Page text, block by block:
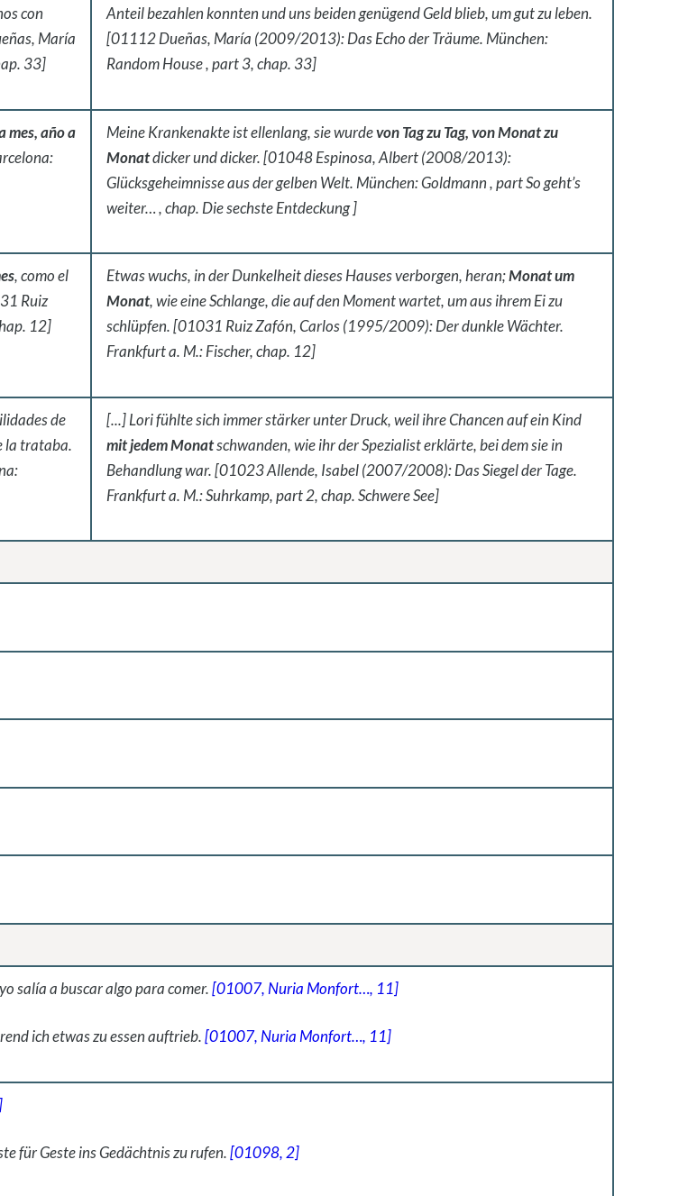
con
María
33]
Anteil bezahlen konnten und uns beiden genügend Geld blieb, um gut zu leben.
[01112 Dueñas, María (2009/2013): Das Echo der Träume. München:
Random House , part 3, chap. 33]
mes, año a
Meine Krankenakte ist ellenlang, sie wurdevon Tag zu Tag, von Monat zu
Monatdicker und dicker. [01048 Espinosa, Albert (2008/2013):
Glücksgeheimnisse aus der gelben Welt. München: Goldmann , part So geht’s
weiter… , chap. Die sechste Entdeckung ]
, como el
Ruiz
12]
Etwas wuchs, in der Dunkelheit dieses Hauses verborgen, heran;Monat um
Monat, wie eine Schlange, die auf den Moment wartet, um aus ihrem Ei zu
schlüpfen. [01031 Ruiz Zafón, Carlos (1995/2009): Der dunkle Wächter.
Frankfurt a. M.: Fischer, chap. 12]
de
la trataba.
[...] Lori fühlte sich immer stärker unter Druck, weil ihre Chancen auf ein Kind
mit jedem Monatschwanden, wie ihr der Spezialist erklärte, bei dem sie in
Behandlung war. [01023 Allende, Isabel (2007/2008): Das Siegel der Tage.
Frankfurt a. M.: Suhrkamp, part 2, chap. Schwere See]
salía a buscar algo para comer.[01007, Nuria Monfort…, 11]
ich etwas zu essen auftrieb.[01007, Nuria Monfort…, 11]
für Geste ins Gedächtnis zu rufen.[01098, 2]